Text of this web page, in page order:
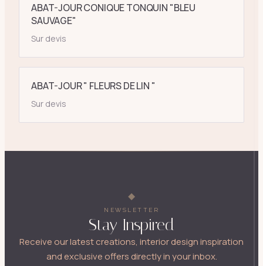
ABAT-JOUR CONIQUE TONQUIN "BLEU
SAUVAGE"
Sur devis
ABAT-JOUR " FLEURS DE LIN "
Sur devis
NEWSLETTER
Stay Inspired
Receive our latest creations, interior design inspiration
and exclusive offers directly in your inbox.